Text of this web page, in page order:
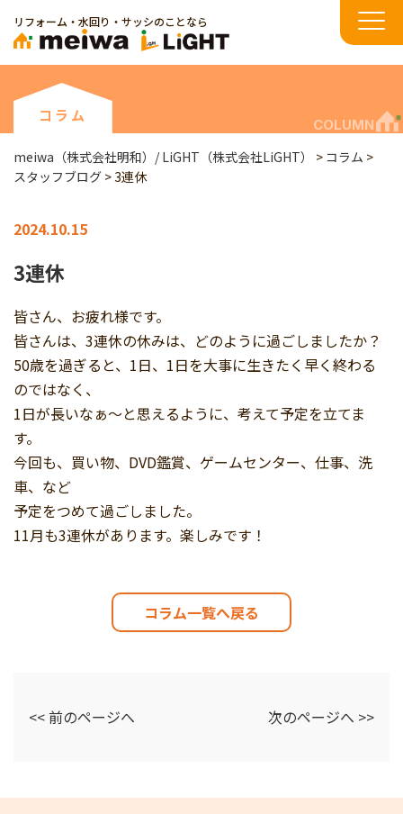
リフォーム・水回り・サッシのことなら
コラム
COLUMN
meiwa（株式会社明和）/ LiGHT（株式会社LiGHT） > コラム >
スタッフブログ >3連休
2024.10.15
3連休
皆さん、お疲れ様です。
皆さんは、3連休の休みは、どのように過ごしましたか？
50歳を過ぎると、1日、1日を大事に生きたく早く終わる
のではなく、
1日が長いなぁ～と思えるように、考えて予定を立てま
す。
今回も、買い物、DVD鑑賞、ゲームセンター、仕事、洗
車、など
予定をつめて過ごしました。
11月も3連休があります。楽しみです！
コラム一覧へ戻る
<< 前のページへ 次のページへ >>